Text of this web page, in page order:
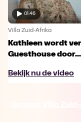
01:46
Villa Zuid-Afrika
Kathleen wordt
Guesthouse
Bekijk nu de video